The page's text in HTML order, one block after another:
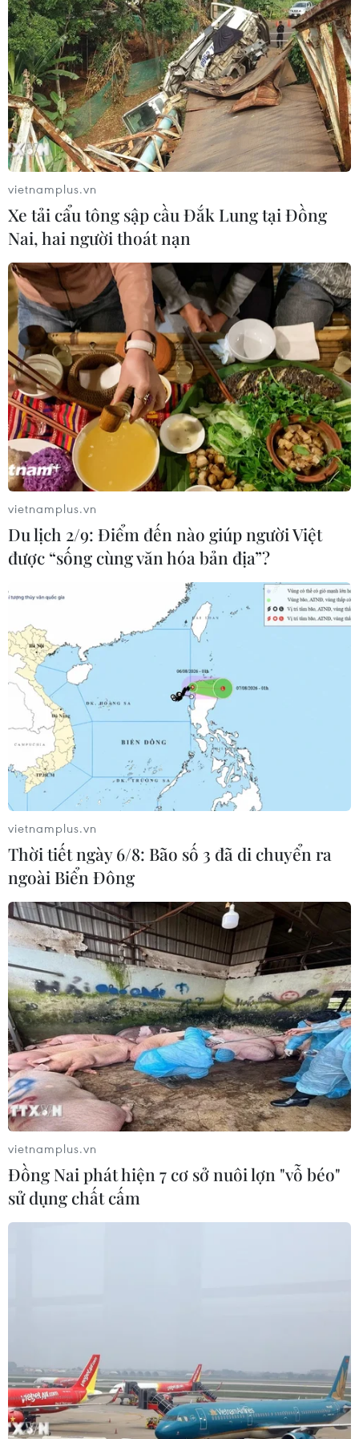
TIN CÙNG CHUYÊN MỤC
Trình diễn, chế biến bún kèn Hà
Tiên: Lan tỏa tinh hoa ẩm thực Nam
vietnamplus.vn
Xe tải cẩu tông sập cầu Đắk Lung tại Đồng
Nai, hai người thoát nạn
vietnamplus.vn
Du lịch 2/9: Điểm đến nào giúp người Việt
được “sống cùng văn hóa bản địa”?
vietnamplus.vn
Thời tiết ngày 6/8: Bão số 3 đã di chuyển ra
ngoài Biển Đông
vietnamplus.vn
Đồng Nai phát hiện 7 cơ sở nuôi lợn "vỗ béo"
sử dụng chất cấm